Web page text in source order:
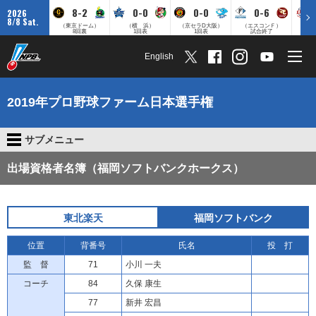
2026
8/8 Sat.
8-2
（東京ドーム）
8回裏
0-0
（横 浜）
1回表
0-0
（京セラD大阪）
1回表
0-6
（エスコンＦ）
試合終了
English
2019年プロ野球ファーム日本選手権
サブメニュー
出場資格者名簿（福岡ソフトバンクホークス）
東北楽天 福岡ソフトバンク
位置 背番号 氏名
投 打
監 督
71
小川 一夫
コーチ
84
久保 康生
77
新井 宏昌